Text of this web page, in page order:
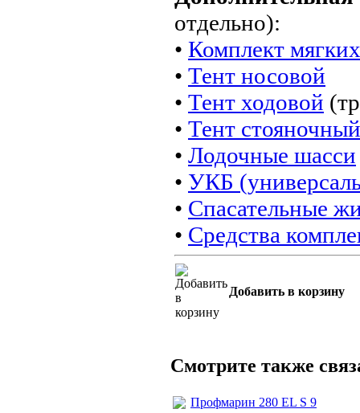
отдельно):
• Комплект
• Тент носовой
• Тент ходовой
• Тент стояночный
• Лодочные шасси
• УКБ
• Спасательные
• Средства
Добавить в корзину
Смотрите также
Профмарин 280 ЕL S 9